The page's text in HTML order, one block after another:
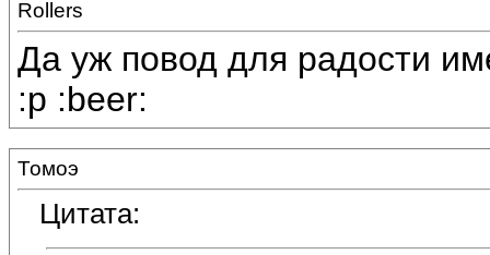
Rollers
Да уж повод для радости
:p :beer:
Томоэ
Цитата: